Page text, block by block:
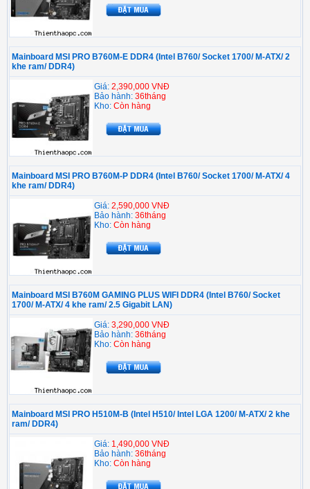
Mainboard MSI PRO B760M-E DDR4 (Intel B760/ Socket 1700/ M-ATX/ 2
khe ram/ DDR4)
Giá: 2,390,000 VNĐ
Bảo hành: 36tháng
Kho: Còn hàng
Mainboard MSI PRO B760M-P DDR4 (Intel B760/ Socket 1700/ M-ATX/ 4
khe ram/ DDR4)
Giá: 2,590,000 VNĐ
Bảo hành: 36tháng
Kho: Còn hàng
Mainboard MSI B760M GAMING PLUS WIFI DDR4 (Intel B760/ Socket
1700/ M-ATX/ 4 khe ram/ 2.5 Gigabit LAN)
Giá: 3,290,000 VNĐ
Bảo hành: 36tháng
Kho: Còn hàng
Mainboard MSI PRO H510M-B (Intel H510/ Intel LGA 1200/ M-ATX/ 2 khe
ram/ DDR4)
Giá: 1,490,000 VNĐ
Bảo hành: 36tháng
Kho: Còn hàng